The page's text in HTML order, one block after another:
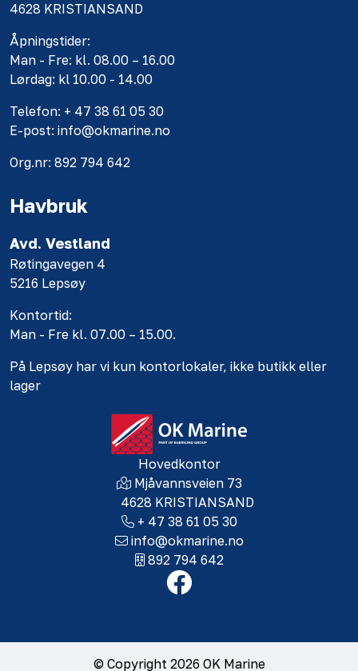
4628 KRISTIANSAND
Åpningstider:
Man - Fre: kl. 08.00 – 16.00
Lørdag: kl 10.00 - 14.00
Telefon: + 47 38 61 05 30
E-post: info@okmarine.no
Org.nr: 892 794 642
Havbruk
Avd. Vestland
Røtingavegen 4
5216 Lepsøy
Kontortid:
Man - Fre kl. 07.00 – 15.00.
På Lepsøy har vi kun kontorlokaler, ikke butikk eller
lager
Hovedkontor
Mjåvannsveien 73
4628 KRISTIANSAND
+ 47 38 61 05 30
info@okmarine.no
892 794 642
© Copyright 2026 OK Marine